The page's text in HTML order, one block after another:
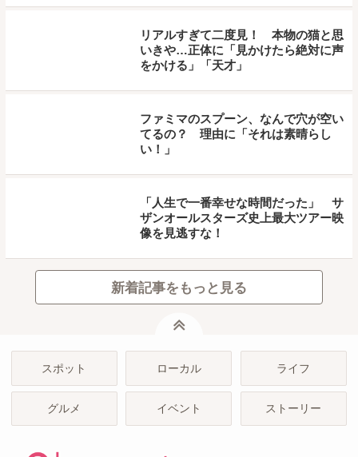
リアルすぎて二度見！ 本物の猫と思
いきや…正体に「見かけたら絶対に声
をかける」「天才」
ファミマのスプーン、なんで穴が空い
てるの？ 理由に「それは素晴らし
い！」
「人生で一番幸せな時間だった」 サ
ザンオールスターズ史上最大ツアー映
像を見逃すな！
新着記事をもっと見る
スポット ローカル ライフ
グルメ イベント ストーリー